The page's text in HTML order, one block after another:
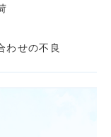
わせの不良